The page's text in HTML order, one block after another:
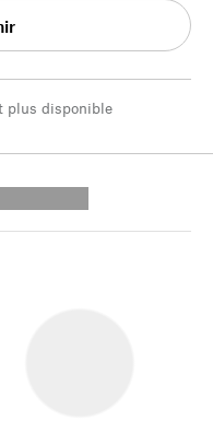
plus disponible